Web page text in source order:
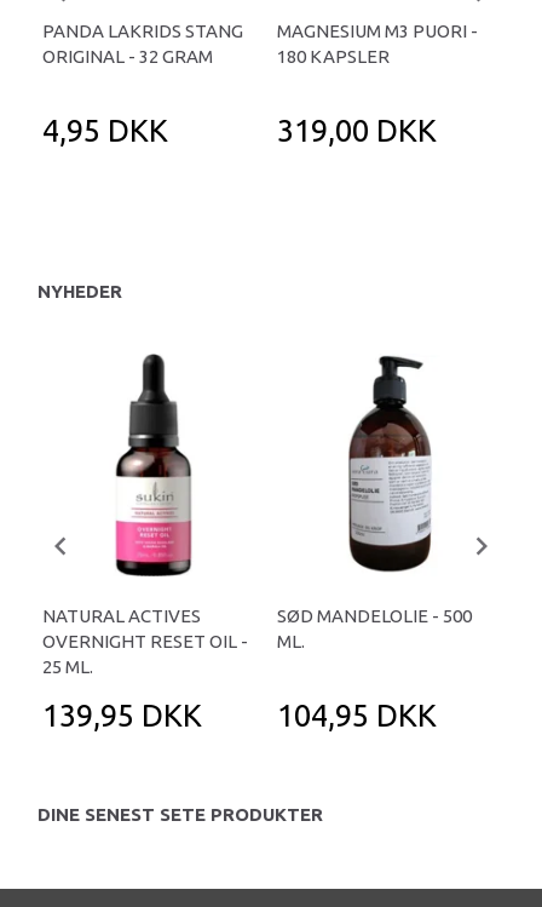
PANDA LAKRIDS STANG
ORIGINAL - 32 GRAM
4,95 DKK
MAGNESIUM M3 PUORI -
180 KAPSLER
319,00 DKK
NYHEDER
NATURAL ACTIVES
OVERNIGHT RESET OIL -
25 ML.
139,95 DKK
SØD MANDELOLIE - 500
ML.
104,95 DKK
DINE SENEST SETE PRODUKTER